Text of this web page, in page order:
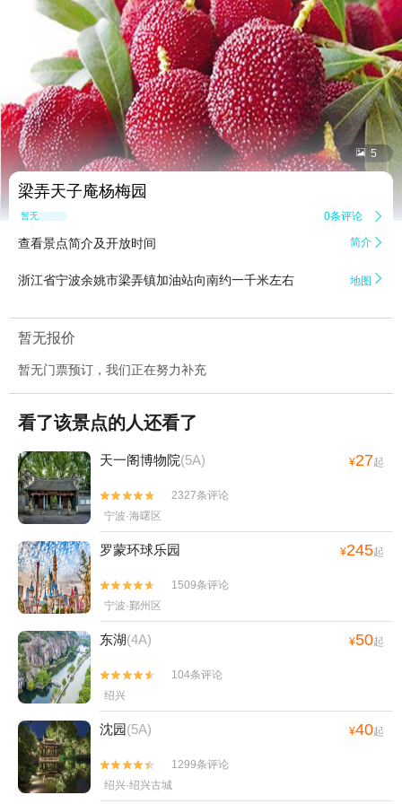
 5
梁弄天子庵杨梅园
暂无点评 0条评论 
查看景点简介及开放时间 简介 
浙江省宁波余姚市梁弄镇加油站向南约一千米左右 地图 
暂无报价
暂无门票预订，我们正在努力补充
看了该景点的人还看了
天一阁博物院(5A) ¥27起


2327条评论
宁波·海曙区
罗蒙环球乐园 ¥245起


1509条评论
宁波·鄞州区
东湖(4A) ¥50起


104条评论
绍兴
沈园(5A) ¥40起


1299条评论
绍兴·绍兴古城